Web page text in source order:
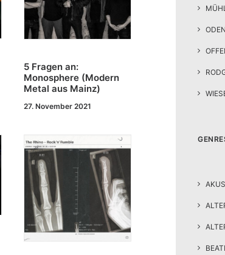
5 Fragen an:
Monosphere (Modern
Metal aus Mainz)
27. November 2021